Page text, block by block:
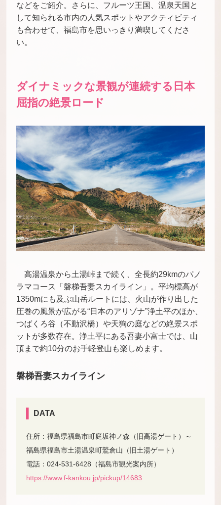
などをご紹介。さらに、フルーツ王国、温泉天国と
して知られる市内の人気スポットやアクティビティ
も合わせて、福島市を思いっきり満喫してくださ
い。
ダイナミックな景観が連続する日本
屈指の絶景ロード
高湯温泉から土湯峠まで続く、全長約29kmのパノ
ラマコース「磐梯吾妻スカイライン」。平均標高が
1350mにも及ぶ山岳ルートには、火山が作り出した
圧巻の風景が広がる“日本のアリゾナ”浄土平のほか、
つばくろ谷（不動沢橋）や天狗の庭などの絶景スポ
ットが多数存在。浄土平にある吾妻小富士では、山
頂まで約10分のお手軽登山も楽しめます。
磐梯吾妻スカイライン
DATA
住所：福島県福島市町庭坂神ノ森（旧高湯ゲート）～
福島県福島市土湯温泉町鷲倉山（旧土湯ゲート）
電話：024-531-6428（福島市観光案内所）
https://www.f-kankou.jp/pickup/14683